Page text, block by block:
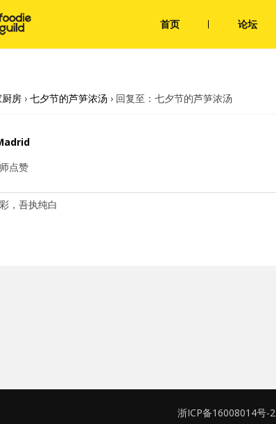
首页 论坛
房 › 七夕节的芦笋浓汤 › 回复至：七夕节的芦笋浓汤
点赞
，吾执纯白
浙ICP备16008014号-2